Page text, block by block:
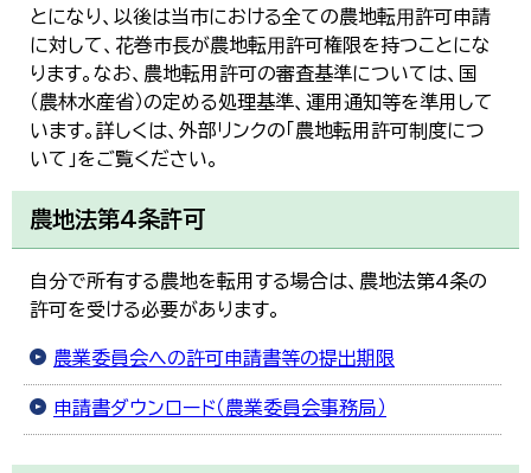
English
简体中文
繁體中文
とになり、以後は当市における全ての農地転⽤許可申請
に対して、花巻市長が農地転⽤許可権限を持つことにな
ります。なお、農地転用許可の審査基準については、国
（農林水産省）の定める処理基準、運用通知等を準用して
います。詳しくは、外部リンクの「農地転用許可制度につ
いて」をご覧ください。
農地法第4条許可
自分で所有する農地を転用する場合は、農地法第4条の
許可を受ける必要があります。
農業委員会への許可申請書等の提出期限
申請書ダウンロード（農業委員会事務局）